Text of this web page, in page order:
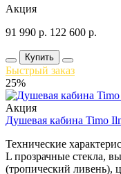
Акция
91 990 р. 122 600 р.
Купить
Быстрый заказ
25%
Акция
Душевая кабина Timo
Технические
L прозрачные стекла,
(тропический ливень),